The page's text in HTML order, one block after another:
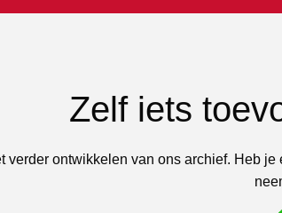
Zelf iets
verder ontwikkelen van ons archief. Heb